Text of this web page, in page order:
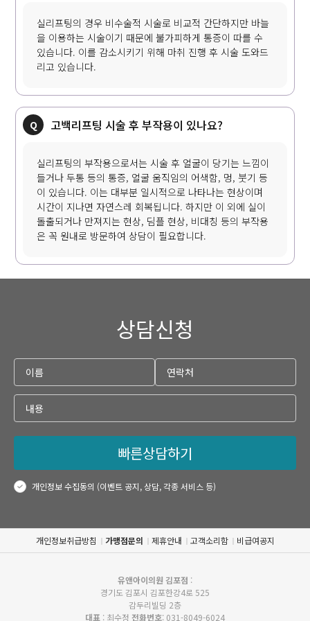
실리프팅의 경우 비수술적 시술로 비교적 간단하지만 바늘
을 이용하는 시술이기 때문에 불가피하게 통증이 따를 수
있습니다. 이를 감소시키기 위해 마취 진행 후 시술 도와드
리고 있습니다.
고백리프팅 시술 후 부작용이 있나요?
실리프팅의 부작용으로서는 시술 후 얼굴이 당기는 느낌이
들거나 두통 등의 통증, 얼굴 움직임의 어색함, 멍, 붓기 등
이 있습니다. 이는 대부분 일시적으로 나타나는 현상이며
시간이 지나면 자연스레 회복됩니다. 하지만 이 외에 실이
돌출되거나 만져지는 현상, 딤플 현상, 비대칭 등의 부작용
은 꼭 원내로 방문하여 상담이 필요합니다.
상담신청
빠른상담하기
개인정보 수집동의 (이벤트 공지, 상담, 각종 서비스 등)
개인정보취급방침 가맹점문의 제휴안내 고객소리함 비급여공지
유앤아이의원 김포점 :
경기도 김포시 김포한강4로 525
감두리빌딩 2층
대표 : 최수정 전화번호: 031-8049-6024